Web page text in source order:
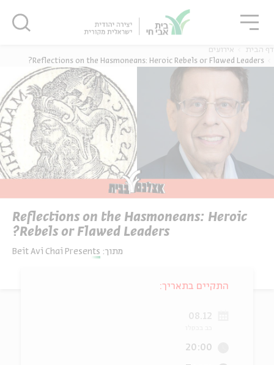
דף הבית
אירועים
Reflections on the Hasmoneans: Heroic Rebels or Flawed Leaders?
Reflections on the Hasmoneans: Heroic
Rebels or Flawed Leaders?
מתוך: Beit Avi Chai Presents
התקיים בתאריך:
08.12
20:00
סגור